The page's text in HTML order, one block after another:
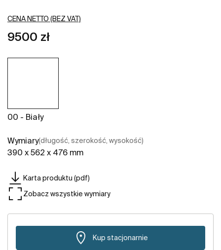
CENA NETTO (BEZ VAT)
9500 zł
00 - Biały
Wymiary(długość, szerokość, wysokość)
390 x 562 x 476 mm
Karta produktu (pdf)
Zobacz wszystkie wymiary
Kup stacjonarnie